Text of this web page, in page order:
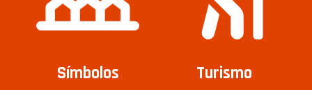
Símbolos
Turismo